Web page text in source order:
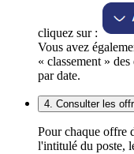
cliquez sur :
Vous avez
« classement »
par date.
4. Consulter les
Pour chaque offre
l'intitulé du poste,